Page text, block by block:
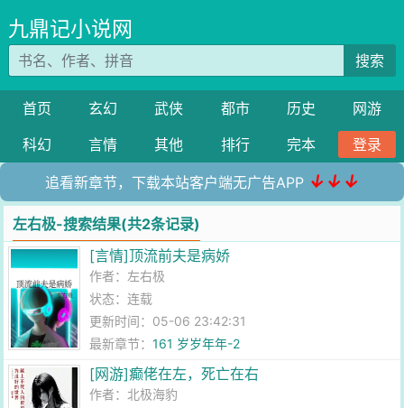
九鼎记小说网
搜索
首页 玄幻 武侠 都市 历史
网游
科幻
言情 其他 排行 完本 登录
追看新章节，下载本站客户端无广告APP ↓↓↓
左右极-搜索结果(共2条记录)
[言情]顶流前夫是病娇
作者： 左右极
状态：连载
更新时间：05-06 23:42:31
最新章节：161 岁岁年年-2
[网游]癫佬在左，死亡在右
作者： 北极海豹